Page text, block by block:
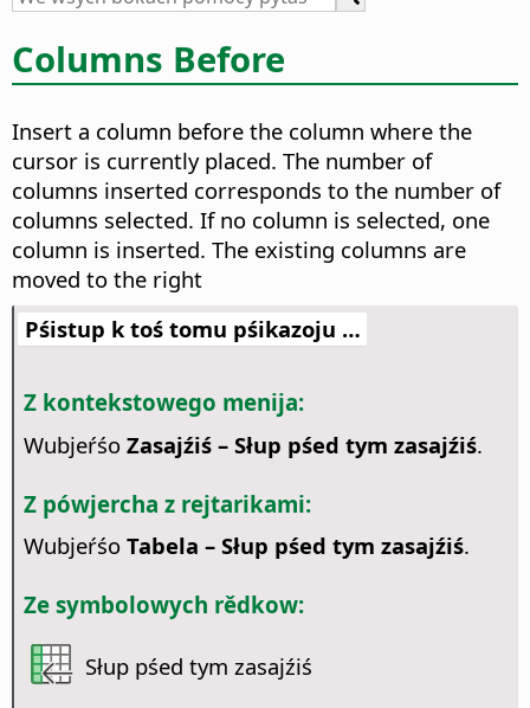
Columns Before
Insert a column before the column where the
cursor is currently placed. The number of
columns inserted corresponds to the number of
columns selected. If no column is selected, one
column is inserted. The existing columns are
moved to the right
Pśistup k toś tomu pśikazoju …
Z kontekstowego menija:
Wubjeŕśo Zasajźiś – Słup pśed tym zasajźiś.
Z pówjercha z rejtarikami:
Wubjeŕśo Tabela – Słup pśed tym zasajźiś.
Ze symbolowych rědkow:
Słup pśed tym zasajźiś